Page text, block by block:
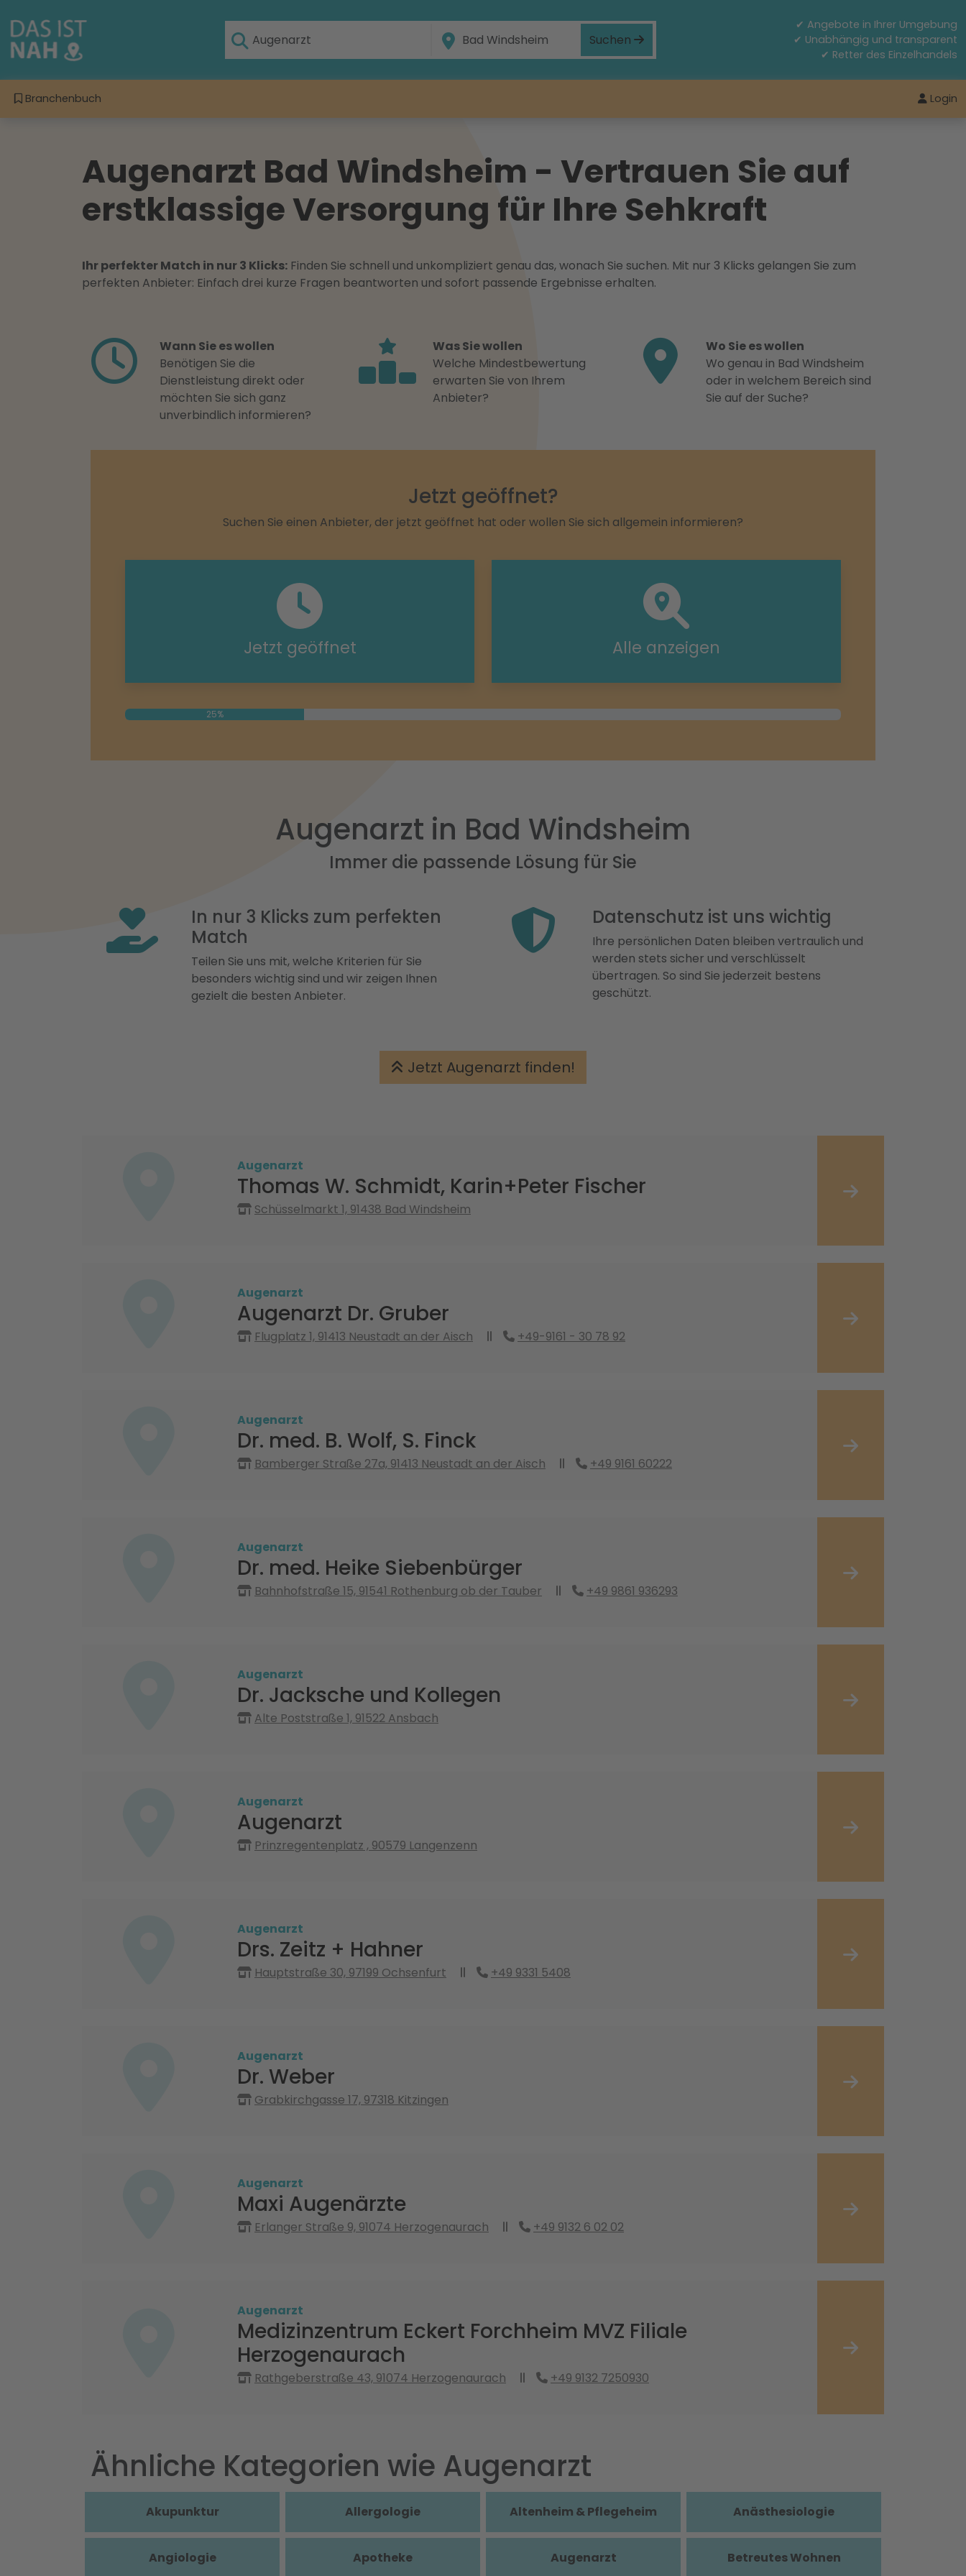
Suchen
✔ Angebote in Ihrer Umgebung
✔ Unabhängig und transparent
✔ Retter des Einzelhandels
Branchenbuch Login
Augenarzt Bad Windsheim - Vertrauen Sie auf
erstklassige Versorgung für Ihre Sehkraft
Ihr perfekter Match in nur 3 Klicks: Finden Sie schnell und unkompliziert genau das, wonach Sie suchen. Mit nur 3 Klicks gelangen Sie zum
perfekten Anbieter: Einfach drei kurze Fragen beantworten und sofort passende Ergebnisse erhalten.
Wann Sie es wollen
Benötigen Sie die
Dienstleistung direkt oder
möchten Sie sich ganz
unverbindlich informieren?
Was Sie wollen
Welche Mindestbewertung
erwarten Sie von Ihrem
Anbieter?
Wo Sie es wollen
Wo genau in Bad Windsheim
oder in welchem Bereich sind
Sie auf der Suche?
Jetzt geöffnet?
Suchen Sie einen Anbieter, der jetzt geöffnet hat oder wollen Sie sich allgemein informieren?
Jetzt geöffnet Alle anzeigen
25%
Augenarzt in Bad Windsheim
Immer die passende Lösung für Sie
In nur 3 Klicks zum perfekten
Match
Teilen Sie uns mit, welche Kriterien für Sie
besonders wichtig sind und wir zeigen Ihnen
gezielt die besten Anbieter.
Datenschutz ist uns wichtig
Ihre persönlichen Daten bleiben vertraulich und
werden stets sicher und verschlüsselt
übertragen. So sind Sie jederzeit bestens
geschützt.
Jetzt Augenarzt finden!
Augenarzt
Thomas W. Schmidt, Karin+Peter Fischer
Schüsselmarkt 1, 91438 Bad Windsheim
Augenarzt
Augenarzt Dr. Gruber
Flugplatz 1, 91413 Neustadt an der Aisch +49-9161 - 30 78 92
Augenarzt
Dr. med. B. Wolf, S. Finck
Bamberger Straße 27a, 91413 Neustadt an der Aisch +49 9161 60222
Augenarzt
Dr. med. Heike Siebenbürger
Bahnhofstraße 15, 91541 Rothenburg ob der Tauber +49 9861 936293
Augenarzt
Dr. Jacksche und Kollegen
Alte Poststraße 1, 91522 Ansbach
Augenarzt
Augenarzt
Prinzregentenplatz , 90579 Langenzenn
Augenarzt
Drs. Zeitz + Hahner
Hauptstraße 30, 97199 Ochsenfurt +49 9331 5408
Augenarzt
Dr. Weber
Grabkirchgasse 17, 97318 Kitzingen
Augenarzt
Maxi Augenärzte
Erlanger Straße 9, 91074 Herzogenaurach +49 9132 6 02 02
Augenarzt
Medizinzentrum Eckert Forchheim MVZ Filiale
Herzogenaurach
Rathgeberstraße 43, 91074 Herzogenaurach +49 9132 7250930
Ähnliche Kategorien wie Augenarzt
Akupunktur Allergologie Altenheim & Pflegeheim Anästhesiologie
Angiologie Apotheke Augenarzt Betreutes Wohnen